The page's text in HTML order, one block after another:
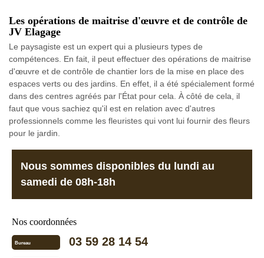
Les opérations de maitrise d'œuvre et de contrôle de
JV Elagage
Le paysagiste est un expert qui a plusieurs types de
compétences. En fait, il peut effectuer des opérations de maitrise
d'œuvre et de contrôle de chantier lors de la mise en place des
espaces verts ou des jardins. En effet, il a été spécialement formé
dans des centres agréés par l'État pour cela. À côté de cela, il
faut que vous sachiez qu'il est en relation avec d'autres
professionnels comme les fleuristes qui vont lui fournir des fleurs
pour le jardin.
Nous sommes disponibles du lundi au
samedi de 08h-18h
Nos coordonnées
Bureau 03 59 28 14 54